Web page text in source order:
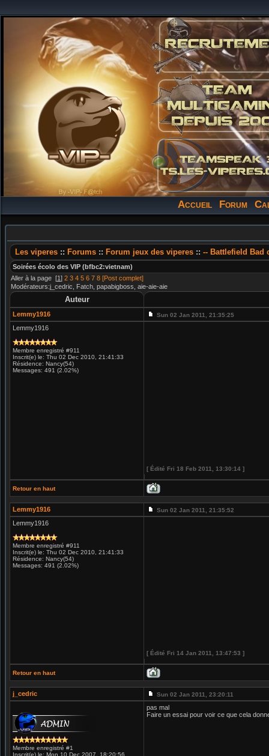
Accueil Forum
Les viperes :: Forums :: Forum jeux des viperes :: -- Battlefield Bad
Soirées écolo des VIP (bfbc2:vietnam)
Aller à la page [1] 2 3 4 5 6 7 8 [Post complet]
Modérateurs:j_cedric, Fatch, papabigboss, aie-aie-aie
Auteur
Lemmy1916 Sun 02 Jan 2011, 21:35:25
Lemmy1916
Membre enregistré #911
Inscrit(e) le: Thu 02 Dec 2010, 21:41:33
Résidence: Nancy(54)
Messages: 491 (2.02%)
[ Édité Fri 18 Feb 2011, 13:30:14 ]
Retour en haut
Lemmy1916 Sun 02 Jan 2011, 21:35:52
Lemmy1916
Membre enregistré #911
Inscrit(e) le: Thu 02 Dec 2010, 21:41:33
Résidence: Nancy(54)
Messages: 491 (2.02%)
[ Édité Fri 14 Jan 2011, 13:47:53 ]
Retour en haut
j_cedric Sun 02 Jan 2011, 23:20:11
Membre enregistré #1
Inscrit(e) le: Mon 10 Dec 2007, 18:20:56
pas mal
Faire un essai pour voir ce que cela